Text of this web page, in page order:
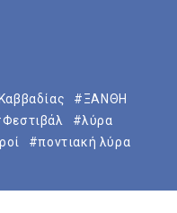
#ΞΑΝΘΗ
#λύρα
#ποντιακή λύρα